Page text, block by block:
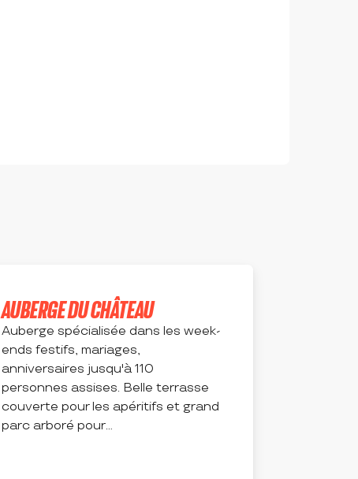
AUBERGE DU CHÂTEAU
Auberge spécialisée dans les week-
ends festifs, mariages,
anniversaires jusqu'à 110
personnes assises. Belle terrasse
couverte pour les apéritifs et grand
parc arboré pour...